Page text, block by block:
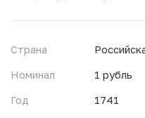
Страна
Номинал
1 рубль
Год
1741